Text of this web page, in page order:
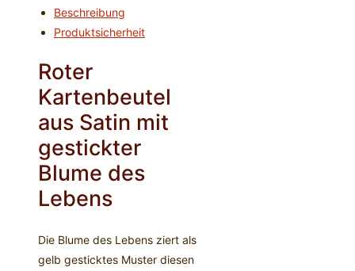
Lebens
Beschreibung
Produktsicherheit
Roter
Kartenbeutel
aus Satin mit
gestickter
Blume des
Lebens
Die Blume des Lebens ziert als
gelb gesticktes Muster diesen